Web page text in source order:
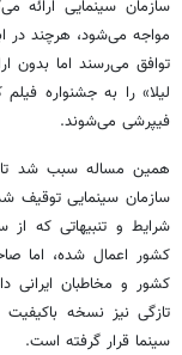
سازمان سینمایی ارائه
مواجه می‌شود، هرچند در
توافق می‌رسند اما بدون
لیلا» را به جشنواره
فیپرشی می‌شوند.
همین مساله سبب شد تا
سازمان سینمایی توقیف
شرایط و تنبیهاتی که
کشور اعمال شده، اما
کشور و مخاطبان ایرانی
تازگی نیز نسخه
سینما قرار گرفته است.